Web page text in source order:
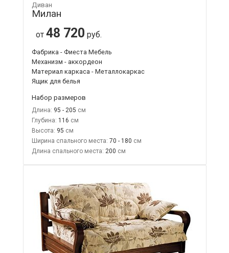
Диван
Милан
от 48 720 руб.
Фабрика - Фиеста Мебель
Механизм - аккордеон
Материал каркаса - Металлокаркас
Ящик для белья
Набор размеров
Длина: 95 - 205
Глубина: 116
Высота: 95
Ширина спального места: 70 - 180
Длина спального места: 200